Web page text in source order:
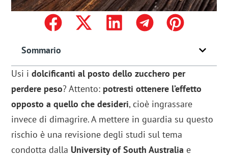
Sommario
Usi idolcificanti al posto dello zucchero per
perdere peso? Attento: potresti ottenere l’effetto
opposto a quello che desideri, cioè ingrassare
invece di dimagrire. A mettere in guardia su questo
rischio è una revisione degli studi sul tema
condotta dalla University of South Australia e